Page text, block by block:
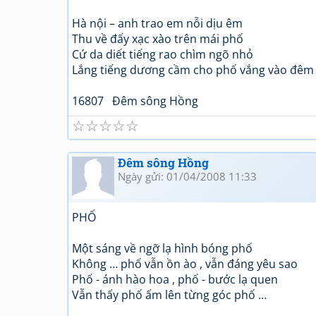
Hà nội – anh trao em nỗi dịu êm
Thu về đấy xạc xào trên mái phố
Cứ da diết tiếng rao chìm ngõ nhỏ
Lắng tiếng dương cầm cho phố vắng vào
16807 Đêm sông Hồng
☆
☆
☆
☆
☆
Đêm sông Hồng
Ngày gửi: 01/04/2008 11:33
PHỐ
Một sáng về ngỡ lạ hình bóng phố
Không … phố vẫn ồn ào , vẫn đáng yêu sao
Phố - ánh hào hoa , phố - bước lạ quen
Vẫn thấy phố ấm lên từng góc phố …